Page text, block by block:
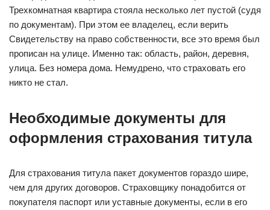
Трехкомнатная квартира стояла несколько лет пустой (судя
по документам). При этом ее владелец, если верить
Свидетельству на право собственности, все это время был
прописан на улице. Именно так: область, район, деревня,
улица. Без номера дома. Немудрено, что страховать его
никто не стал.
Необходимые документы для
оформления страхования титула
Для страхования титула пакет документов гораздо шире,
чем для других договоров. Страховщику понадобится от
покупателя паспорт или уставные документы, если в его